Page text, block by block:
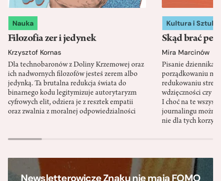
Nauka
Filozofia zer i jedynek
Krzysztof Kornas
Dla technobaronów z Doliny Krzemowej oraz
ich nadwornych filozofów jesteś zerem albo
jedynką. Ta brutalna redukcja świata do
binarnego kodu legitymizuje autorytaryzm
cyfrowych elit, odziera je z resztek empatii
oraz zwalnia z moralnej odpowiedzialności
Kultura i Sztuka
Skąd brać
Mira Marcinów
Pisanie dziennika
porządkowaniu
redukowaniu
wdzięczności czy
I choć na te
journalingu można
nie dla tych
Newsletterowicze Znaku nie mają FOMO